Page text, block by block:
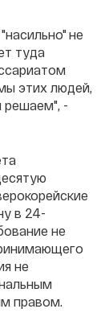
не
туда
этих людей,
решаем", -
в 24-
не
не
правом.